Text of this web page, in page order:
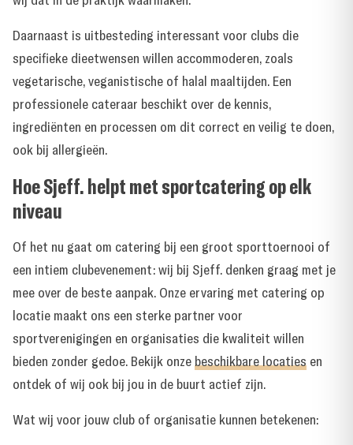
Daarnaast is uitbesteding interessant voor clubs die
specifieke dieetwensen willen accommoderen, zoals
vegetarische, veganistische of halal maaltijden. Een
professionele cateraar beschikt over de kennis,
ingrediënten en processen om dit correct en veilig te doen,
ook bij allergieën.
Hoe Sjeff. helpt met sportcatering op elk
niveau
Of het nu gaat om catering bij een groot sporttoernooi of
een intiem clubevenement: wij bij Sjeff. denken graag met je
mee over de beste aanpak. Onze ervaring met catering op
locatie maakt ons een sterke partner voor
sportverenigingen en organisaties die kwaliteit willen
bieden zonder gedoe. Bekijk onzebeschikbare locaties en
ontdek of wij ook bij jou in de buurt actief zijn.
Wat wij voor jouw club of organisatie kunnen betekenen: